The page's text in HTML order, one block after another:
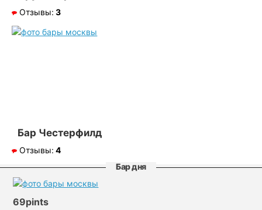
Отзывы: 3
Бар Честерфилд
Отзывы: 4
Бар дня
69pints